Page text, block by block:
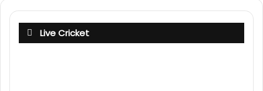
Live Cricket